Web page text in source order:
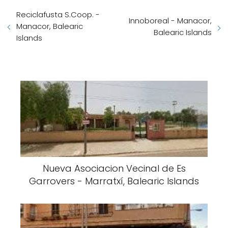
Reciclafusta S.Coop. -
Manacor, Balearic
Islands
Innoboreal - Manacor,
Balearic Islands
Nueva Asociacion Vecinal de Es
Garrovers - Marratxí, Balearic Islands